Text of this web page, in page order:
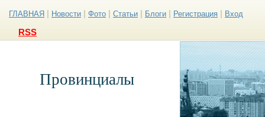
ГЛАВНАЯ Новости Фото Статьи Блоги Регистрация Вход
RSS
Провинциалы